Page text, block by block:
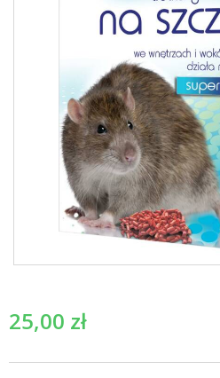
25,00 zł